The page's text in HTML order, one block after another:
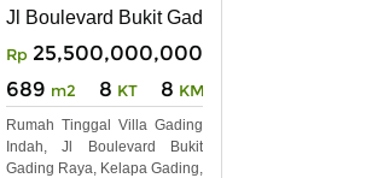
Khusus Ibukota Jakarta 14240
Gading, Jakarta Utara
Jl Boulevard Bukit Gading Raya, Kelapa
Rp 25,500,000,000
689 m2 8 KT 8 KM
Rumah Tinggal Villa Gading
Indah, Jl Boulevard Bukit
Gading Raya, Kelapa Gading,